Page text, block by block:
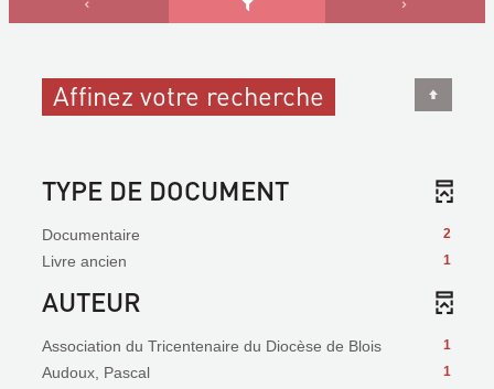
Affinez votre recherche
TYPE DE DOCUMENT
2
Documentaire
1
Livre ancien
AUTEUR
1
Association du Tricentenaire du Diocèse de Blois
1
Audoux, Pascal